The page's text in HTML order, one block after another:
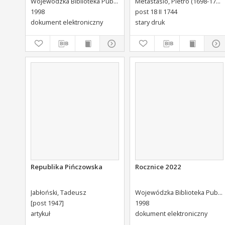
1998
dokument elektroniczny
Brühl Liberi Baronis de
Forste & de Pfoerthen [...]
post 18 II 1744
stary druk
Republika Pińczowska
Jabłoński, Tadeusz
[post 1947]
artykuł
Rocznice 2022
Wojewódzka Biblioteka Publiczna (Kielce). Dział Informacji i Bibliografii Regionalnej
1998
dokument elektroniczny